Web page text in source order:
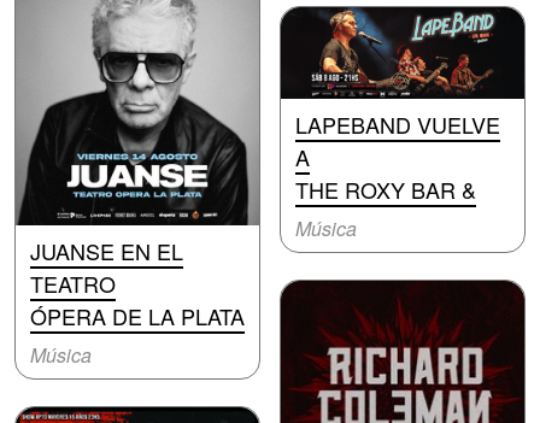
JUANSE EN EL
TEATRO
ÓPERA DE LA PLATA
Música
LAPEBAND VUELVE
A
THE ROXY BAR &
Música